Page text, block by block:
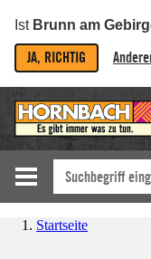
Ist Brunn am
JA, RICHTIG
Startseite